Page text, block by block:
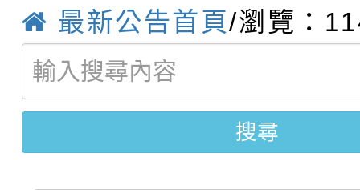
畫影片一案
劇比賽實施要點」及修
表
轉知：桃園市115年度
敬師藝文競賽』實施計
【甄選結果(第11招)】
學年度第1學期第7次代
結果(第11招)
【甄選結果(第3招)】
學年度第1學期第9次代
最新公告首頁/瀏覽：
搜尋